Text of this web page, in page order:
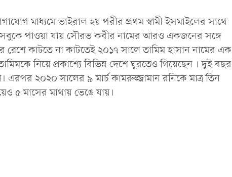
মাধ্যমে ভাইরাল হয় পরীর প্রথম স্বামী ইসমাইলের সাথে
পাওয়া যায় সৌরভ কবীর নামের আরও একজনের সঙ্গে
রেশে কাটতে না কাটতেই ২০১৭ সালে তামিম হাসান নামের এক
নিয়ে প্রকাশ্যে বিভিন্ন দেশে ঘুরতেও গিয়েছেন । দুই বছর
এরপর ২০২০ সালের ৯ মার্চ কামরুজ্জামান রনিকে মাত্র তিন
৫ মাসের মাথায় ভেঙে যায়।